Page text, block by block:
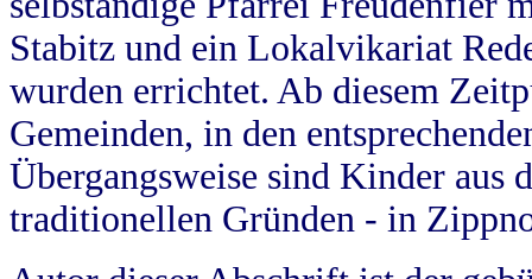
Stabitz und ein Lokalvikariat
wurden errichtet. Ab diesem
Gemeinden, in den
Übergangsweise sind Kinder aus
traditionellen Gründen - in